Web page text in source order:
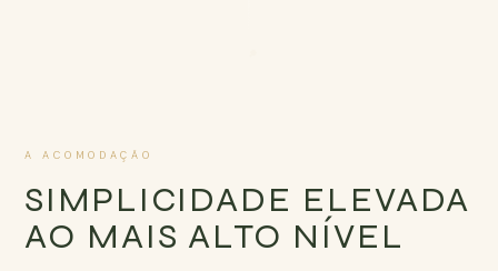
A ACOMODAÇÃO
SIMPLICIDADE ELEVADA
AO MAIS ALTO NÍVEL